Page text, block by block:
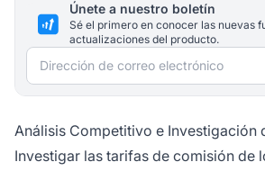
Únete a nuestro boletín
Sé el primero en conocer las nuevas
actualizaciones del producto.
Dirección de correo electrónico
Análisis Competitivo e Investigación
Investigar las tarifas de comisión de